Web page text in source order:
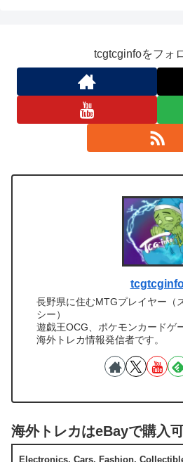
tcgtcginfoをフォ
長野県に住むMTGプレイヤー（
シー）
遊戯王OCG、ポケモンカードゲ
海外トレカ情報発信者です。
海外トレカはeBayで購入
Electronics, Cars, Fashion,